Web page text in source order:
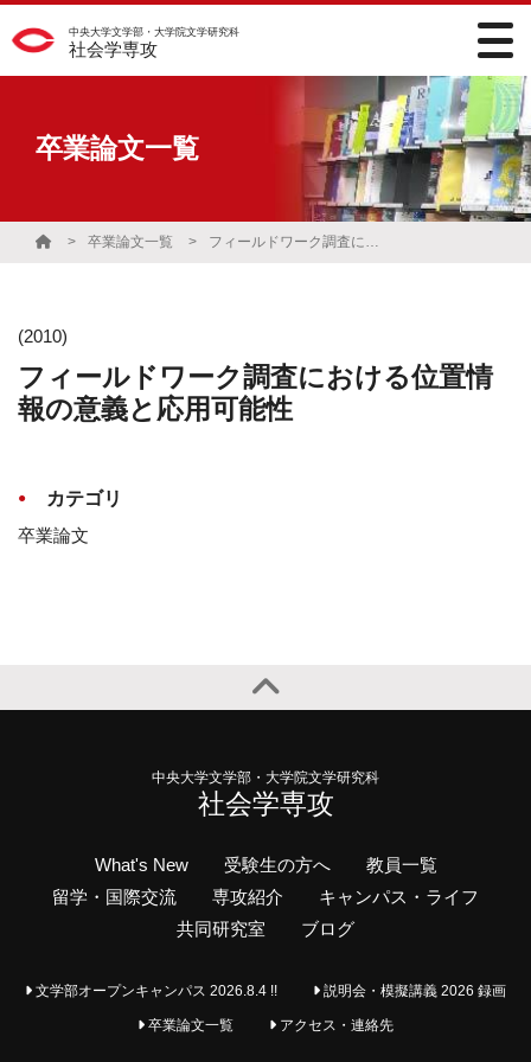
中央大学文学部・大学院文学研究科
社会学専攻
卒業論文一覧
卒業論文一覧 フィールドワーク調査における位置情報の意義と応用可能性
(2010)
フィールドワーク調査における位置情
報の意義と応用可能性
カテゴリ
卒業論文
中央大学文学部・大学院文学研究科
社会学専攻
What's New 受験生の方へ
教員一覧
留学・国際交流
専攻紹介
キャンパス・ライフ
共同研究室
ブログ
文学部オープンキャンパス 2026.8.4 !! 説明会・模擬講義 2026 録画
卒業論文一覧 アクセス・連絡先